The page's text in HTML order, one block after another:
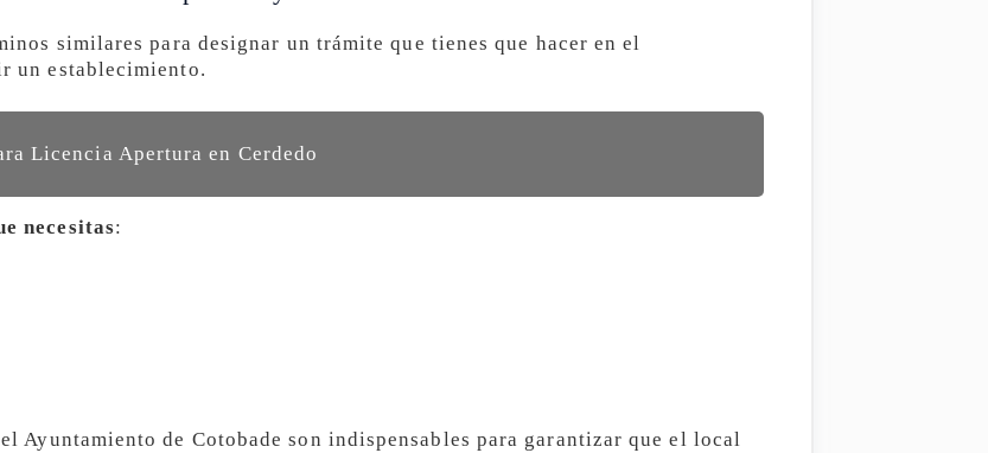
similares para designar un trámite que tienes que hacer en el
un establecimiento.
Licencia Apertura en Cerdedo
necesitas:
Ayuntamiento de Cotobade son indispensables para garantizar que el local